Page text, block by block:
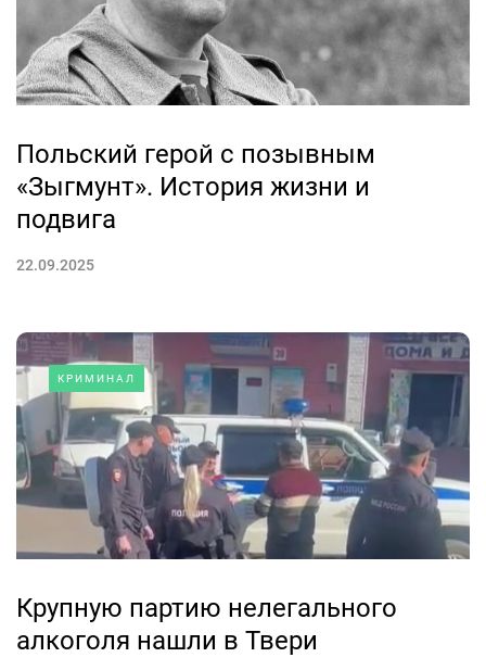
Польский герой с позывным
«Зыгмунт». История жизни и
подвига
22.09.2025
КРИМИНАЛ
Крупную партию нелегального
алкоголя нашли в Твери